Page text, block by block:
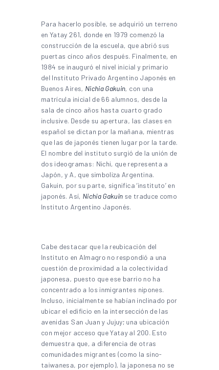
Para hacerlo posible, se adquirió un terreno
en Yatay 261, donde en 1979 comenzó la
construcción de la escuela, que abrió sus
puertas cinco años después. Finalmente, en
1984 se inauguró el nivel inicial y primario
del Instituto Privado Argentino Japonés en
Buenos Aires, Nichia Gakuin, con una
matrícula inicial de 66 alumnos, desde la
sala de cinco años hasta cuarto grado
inclusive. Desde su apertura, las clases en
español se dictan por la mañana, mientras
que las de japonés tienen lugar por la tarde.
El nombre del instituto surgió de la unión de
dos ideogramas: Nichi, que representa a
Japón, y A, que simboliza Argentina.
Gakuin, por su parte, significa ‘instituto’ en
japonés. Así, Nichia Gakuin se traduce como
Instituto Argentino Japonés.
Cabe destacar que la reubicación del
Instituto en Almagro no respondió a una
cuestión de proximidad a la colectividad
japonesa, puesto que ese barrio no ha
concentrado a los inmigrantes nipones.
Incluso, inicialmente se habían inclinado por
ubicar el edificio en la intersección de las
avenidas San Juan y Jujuy; una ubicación
con mejor acceso que Yatay al 200. Esto
demuestra que, a diferencia de otras
comunidades migrantes (como la sino-
taiwanesa, por ejemplo), la japonesa no se